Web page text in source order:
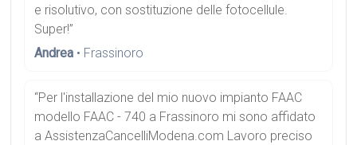
e risolutivo, con sostituzione delle fotocellule.
Super!”
Andrea • Frassinoro
“Per l'installazione del mio nuovo impianto FAAC
modello FAAC - 740 a Frassinoro mi sono affidato
a AssistenzaCancelliModena.com Lavoro preciso